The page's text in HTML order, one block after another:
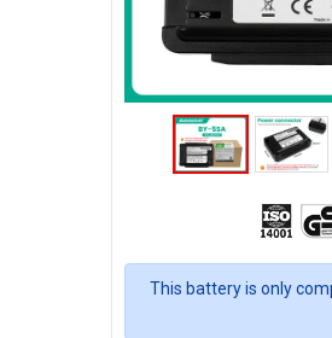
This battery is only